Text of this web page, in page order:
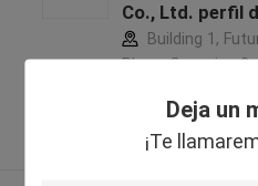
Deja un
¡Te
Co., Ltd. perfil
fabricante
Building 1,
Plaza, Gangxing
5.0
Proveedor